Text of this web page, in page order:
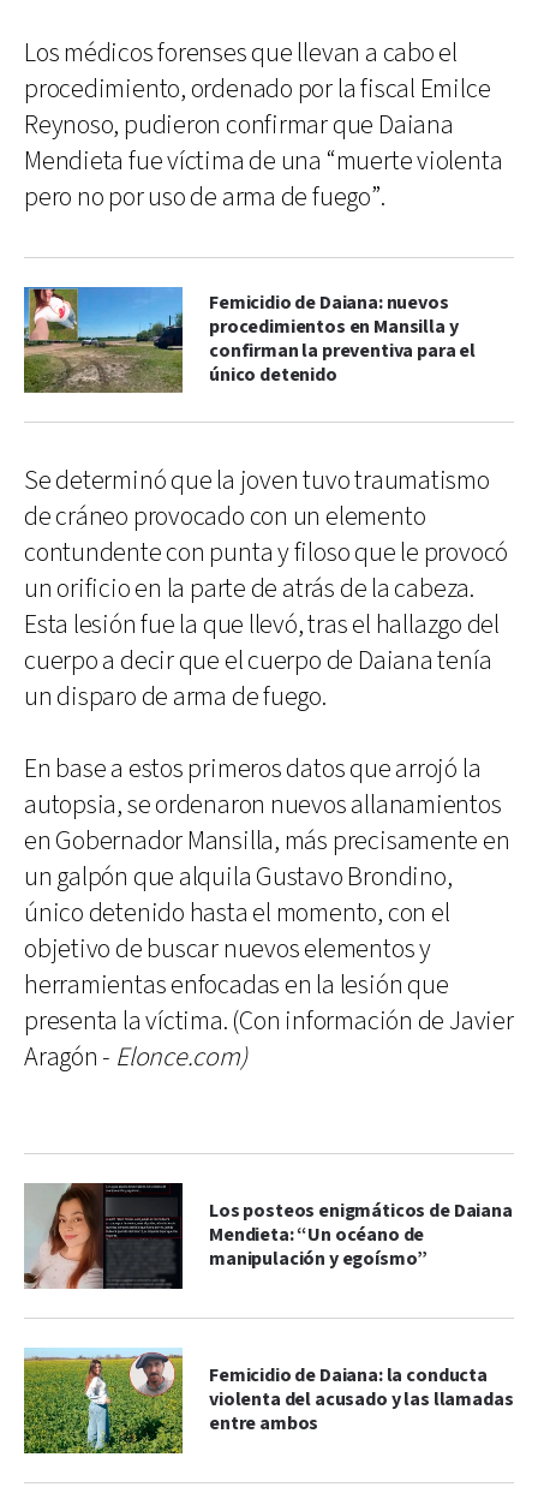
Los médicos forenses que llevan a cabo el
procedimiento, ordenado por la fiscal Emilce
Reynoso, pudieron confirmar que Daiana
Mendieta fue víctima de una “muerte violenta
pero no por uso de arma de fuego”.
Femicidio de Daiana: nuevos
procedimientos en Mansilla y
confirman la preventiva para el
único detenido
Se determinó que la joven tuvo traumatismo
de cráneo provocado con un elemento
contundente con punta y filoso que le provocó
un orificio en la parte de atrás de la cabeza.
Esta lesión fue la que llevó, tras el hallazgo del
cuerpo a decir que el cuerpo de Daiana tenía
un disparo de arma de fuego.
En base a estos primeros datos que arrojó la
autopsia, se ordenaron nuevos allanamientos
en Gobernador Mansilla, más precisamente en
un galpón que alquila Gustavo Brondino,
único detenido hasta el momento, con el
objetivo de buscar nuevos elementos y
herramientas enfocadas en la lesión que
presenta la víctima. (Con información de Javier
Aragón - Elonce.com)
Los posteos enigmáticos de Daiana
Mendieta: “Un océano de
manipulación y egoísmo”
Femicidio de Daiana: la conducta
violenta del acusado y las llamadas
entre ambos